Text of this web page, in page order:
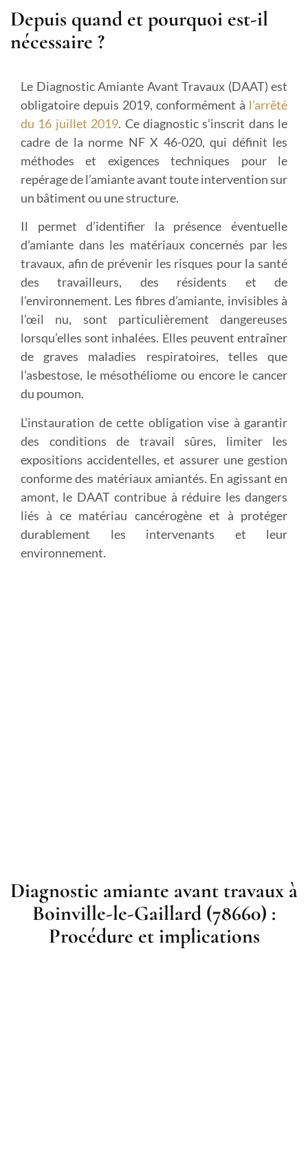
Depuis quand et pourquoi est-il
nécessaire ?
Le Diagnostic Amiante Avant Travaux (DAAT) est
obligatoire depuis 2019, conformément à l’arrêté
du 16 juillet 2019. Ce diagnostic s’inscrit dans le
cadre de la norme NF X 46-020, qui définit les
méthodes et exigences techniques pour le
repérage de l’amiante avant toute intervention sur
un bâtiment ou une structure.
Il permet d’identifier la présence éventuelle
d’amiante dans les matériaux concernés par les
travaux, afin de prévenir les risques pour la santé
des travailleurs, des résidents et de
l’environnement. Les fibres d’amiante, invisibles à
l’œil nu, sont particulièrement dangereuses
lorsqu’elles sont inhalées. Elles peuvent entraîner
de graves maladies respiratoires, telles que
l’asbestose, le mésothéliome ou encore le cancer
du poumon.
L’instauration de cette obligation vise à garantir
des conditions de travail sûres, limiter les
expositions accidentelles, et assurer une gestion
conforme des matériaux amiantés. En agissant en
amont, le DAAT contribue à réduire les dangers
liés à ce matériau cancérogène et à protéger
durablement les intervenants et leur
environnement.
Diagnostic amiante avant travaux à
Boinville-le-Gaillard (78660) :
Procédure et implications